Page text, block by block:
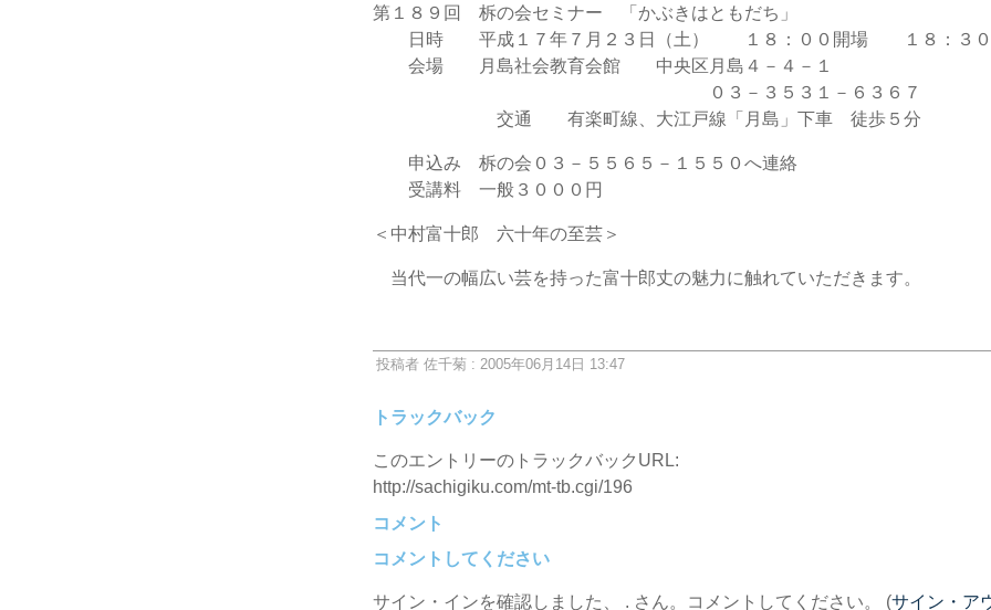
第１８９回 柝の会セミナー 「かぶきはともだち」
日時 平成１７年７月２３日（土） １８：００開場 １８：３
会場 月島社会教育会館 中央区月島４－４－１
０３－３５３１－６３６７
交通 有楽町線、大江戸線「月島」下車 徒歩５分
申込み 柝の会０３－５５６５－１５５０へ連絡
受講料 一般３０００円
＜中村富十郎 六十年の至芸＞
当代一の幅広い芸を持った富十郎丈の魅力に触れていただきます。
投稿者 佐千菊 : 2005年06月14日 13:47
トラックバック
このエントリーのトラックバックURL:
http://sachigiku.com/mt-tb.cgi/196
コメント
コメントしてください
サイン・インを確認しました、 . さん。コメントしてください。 (サイン・ア